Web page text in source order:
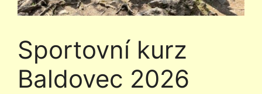
Sportovní kurz
Baldovec 2026